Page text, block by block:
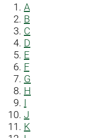
A
B
C
D
E
F
G
H
I
J
K